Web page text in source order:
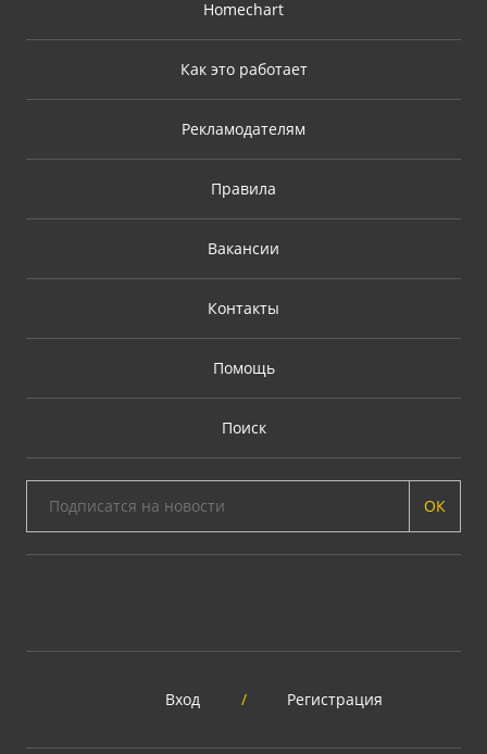
Homechart
Как это работает
Рекламодателям
Правила
Вакансии
Контакты
Помощь
Поиск
ОК
Вход / Регистрация